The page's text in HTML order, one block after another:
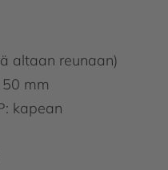
altaan reunaan)
mm
kapean